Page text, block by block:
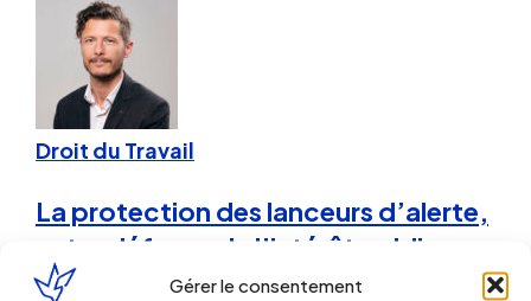
Gérer le consentement
Droit du Travail
La protection des lanceurs d’alerte,
entre défense de l’intérêt public
général et défense des entreprises